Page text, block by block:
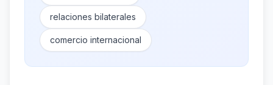
relaciones bilaterales
comercio internacional